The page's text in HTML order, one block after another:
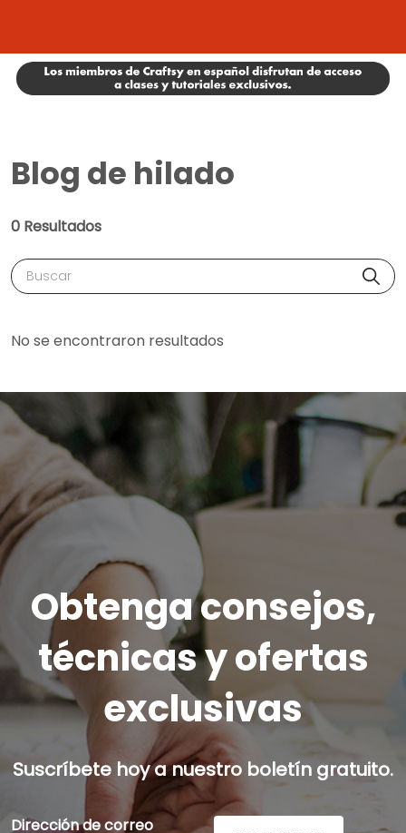
Blog de hilado
0 Resultados
Buscar
No se encontraron resultados
Obtenga consejos,
técnicas y ofertas
exclusivas
Suscríbete hoy a nuestro boletín gratuito.
Dirección de correo